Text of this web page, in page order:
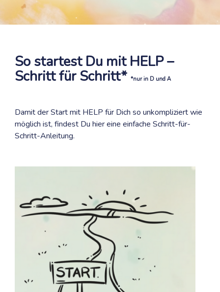
So startest Du mit HELP –
Schritt für Schritt* *nur in D und A
Damit der Start mit HELP für Dich so unkompliziert wie
möglich ist, findest Du hier eine einfache Schritt-für-
Schritt-Anleitung.